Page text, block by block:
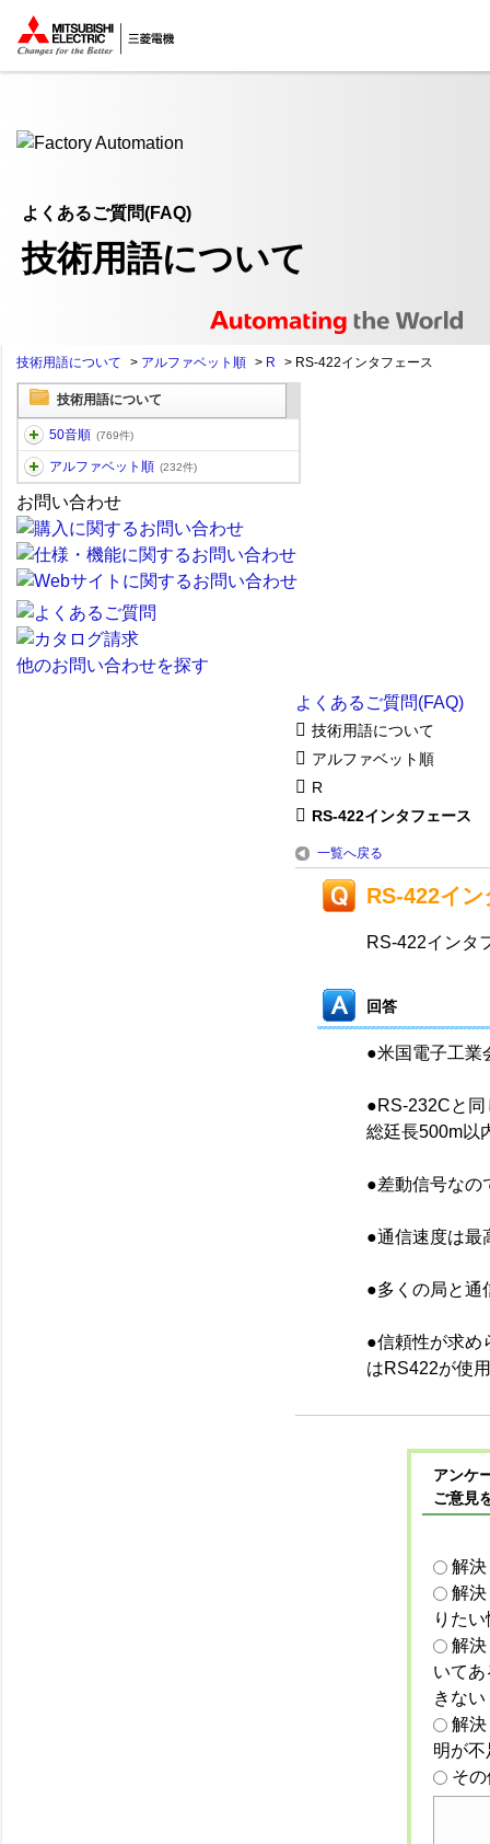
ここから本文
よくあるご質問(FAQ)
技術用語について
技術用語について > アルファベット順 > R > RS-422インタフェース
技術用語について
50音順 (769件)
アルファベット順 (232件)
お問い合わせ
他のお問い合わせを探す
よくあるご質問(FAQ)
技術用語について
アルファベット順
R
RS-422インタフェース
一覧へ戻る
RS-422イ
RS-422インタ
回答
●米国電子工業
●RS-232Cと同
総廷長500m以
●差動信号なの
●通信速度は最
●多くの局と通
●信頼性が求め
はRS422が使
アンケ
ご意見
解
解
りた
解
いて
きない
解
明が
そ